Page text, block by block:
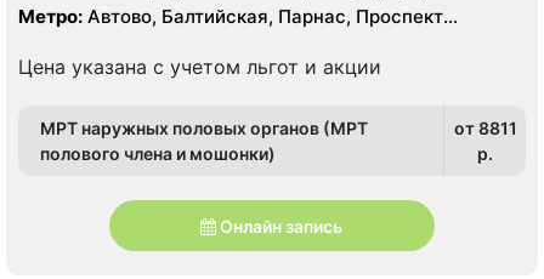
Метро: Автово, Балтийская, Парнас, Проспект
Цена указана с учетом льгот и акции
МРТ наружных половых органов (МРТ
полового члена и мошонки)
от 8811
p.
Онлайн запись